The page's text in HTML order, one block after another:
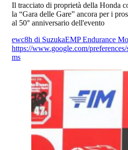
Il tracciato di proprietà della Honda
la “Gara delle Gare” ancora per i
al 50° anniversario dell'evento
ewc8h di SuzukaEMP Endurance
https://www.google.com/
ms